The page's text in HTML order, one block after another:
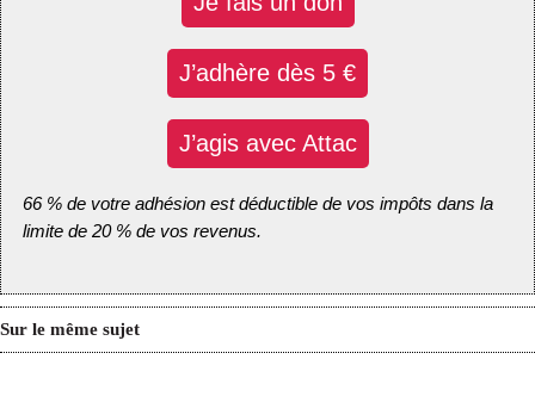
J’adhère dès 5 €
J’agis avec Attac
66 % de votre adhésion est déductible de vos impôts dans la
limite de 20 % de vos revenus.
Sur le même sujet